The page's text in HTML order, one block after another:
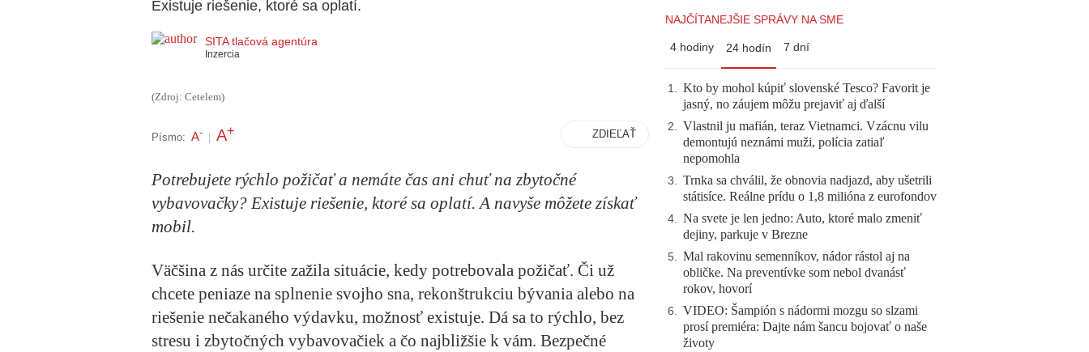
Existuje riešenie, ktoré sa oplatí.
SITA tlačová agentúra
Inzercia
(Zdroj: Cetelem)
Písmo: A- A+ ZDIEĽAŤ
Potrebujete rýchlo požičať a nemáte čas ani chuť na zbytočné
vybavovačky? Existuje riešenie, ktoré sa oplatí. A navyše môžete získať
mobil.
Väčšina z nás určite zažila situácie, kedy potrebovala požičať. Či už
chcete peniaze na splnenie svojho sna, rekonštrukciu bývania alebo na
riešenie nečakaného výdavku, možnosť existuje. Dá sa to rýchlo, bez
stresu i zbytočných vybavovačiek a čo najbližšie k vám. Bezpečné
NAJČÍTANEJŠIE SPRÁVY NA SME
4 hodiny 24 hodín 7 dní
1. Kto by mohol kúpiť slovenské Tesco? Favorit je
jasný, no záujem môžu prejaviť aj ďalší
2. Vlastnil ju mafián, teraz Vietnamci. Vzácnu vilu
demontujú neznámi muži, polícia zatiaľ
nepomohla
3. Trnka sa chválil, že obnovia nadjazd, aby ušetrili
státisíce. Reálne prídu o 1,8 milióna z eurofondov
4. Na svete je len jedno: Auto, ktoré malo zmeniť
dejiny, parkuje v Brezne
5. Mal rakovinu semenníkov, nádor rástol aj na
obličke. Na preventívke som nebol dvanásť
rokov, hovorí
6. VIDEO: Šampión s nádormi mozgu so slzami
prosí premiéra: Dajte nám šancu bojovať o naše
životy